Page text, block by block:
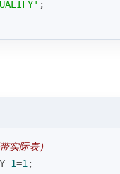
;
实际表）
1=1 ;